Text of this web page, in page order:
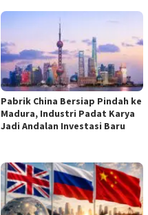
Pabrik China Bersiap Pindah ke
Madura, Industri Padat Karya
Jadi Andalan Investasi Baru